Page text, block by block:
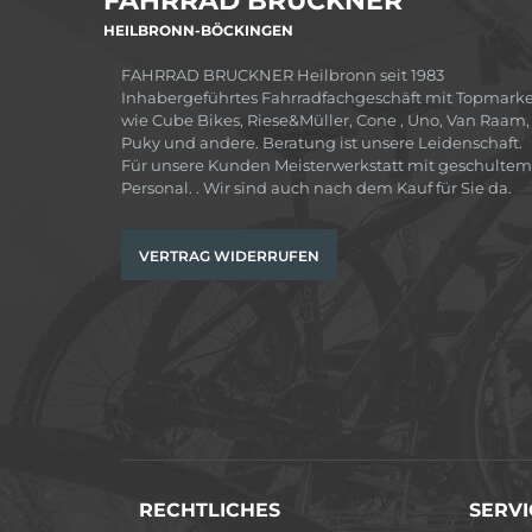
HEILBRONN-BÖCKINGEN
FAHRRAD BRUCKNER Heilbronn seit 1983
Inhabergeführtes Fahrradfachgeschäft mit
wie Cube Bikes, Riese&Müller, Cone , Uno, Van Raam,
Puky und andere. Beratung ist unsere Leidenschaft.
Für unsere Kunden Meisterwerkstatt mit geschultem
Personal. . Wir sind auch nach dem Kauf für Sie da.
VERTRAG WIDERRUFEN
RECHTLICHES